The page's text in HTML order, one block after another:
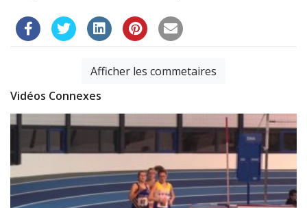
Afficher les commetaires
Vidéos Connexes